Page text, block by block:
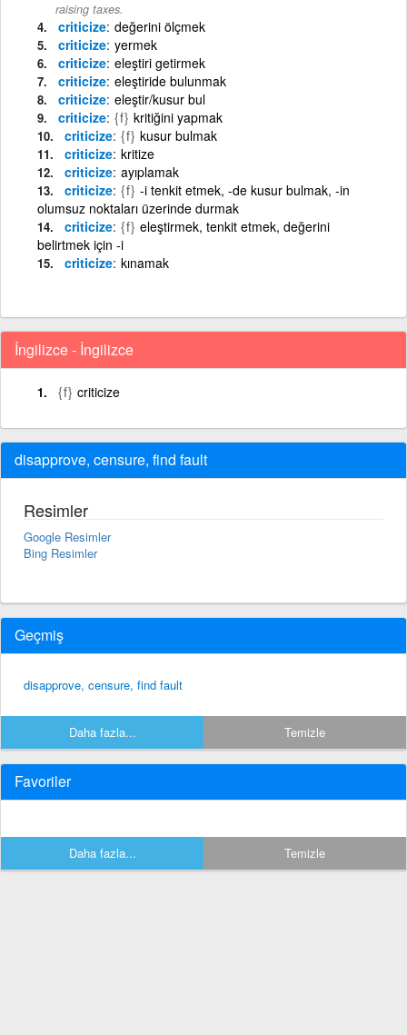
raising taxes.
criticize değerini ölçmek
criticize yermek
criticize eleştiri getirmek
criticize eleştiride bulunmak
criticize eleştir/kusur bul
criticize {f} kritiğini yapmak
criticize {f} kusur bulmak
criticize kritize
criticize ayıplamak
criticize {f} -i tenkit etmek, -de kusur bulmak, -in
olumsuz noktaları üzerinde durmak
criticize {f} eleştirmek, tenkit etmek, değerini
belirtmek için -i
criticize kınamak
İngilizce - İngilizce
{f} criticize
disapprove, censure, find fault
Resimler
Google Resimler
Bing Resimler
Geçmiş
disapprove, censure, find fault
Daha fazla... Temizle
Favoriler
Daha fazla... Temizle